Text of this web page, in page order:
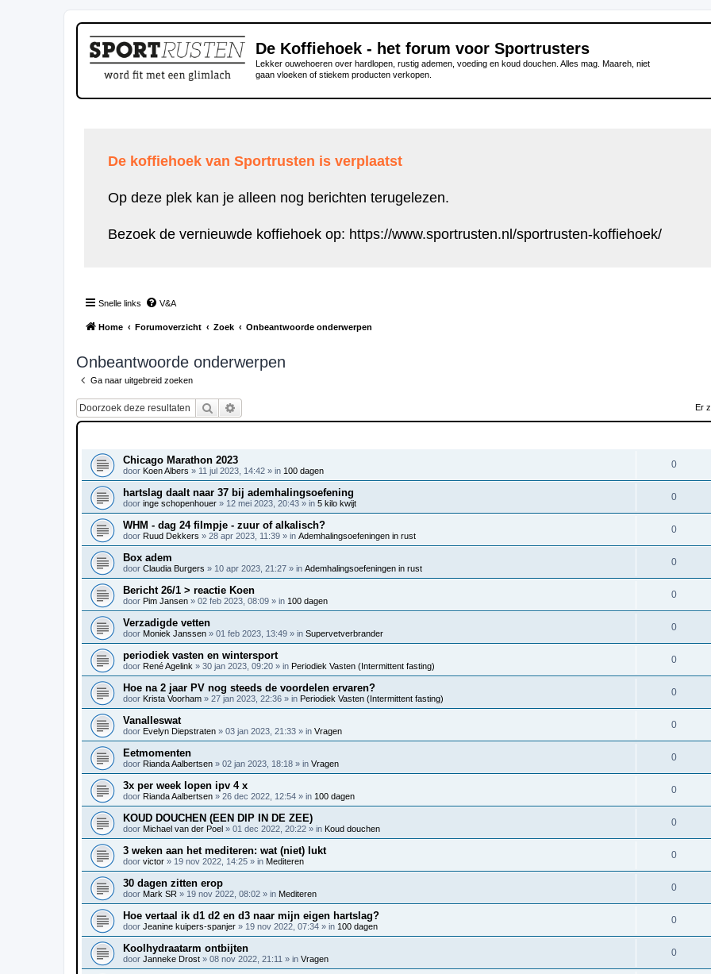
De Koffiehoek - het forum voor Sportrusters
Lekker ouwehoeren over hardlopen, rustig ademen, voeding en koud douchen. Alles mag. Maareh, niet
gaan vloeken of stiekem producten verkopen.
De koffiehoek van Sportrusten is verplaatst
Op deze plek kan je alleen nog berichten terugelezen.
Bezoek de vernieuwde koffiehoek op: https://www.sportrusten.nl/sportrusten-koffiehoek/
Snelle links V&A
Home Forumoverzicht Zoek Onbeantwoorde onderwerpen
Onbeantwoorde onderwerpen
Ga naar uitgebreid zoeken
Zoek Er
Chicago Marathon 2023
door Koen Albers » 11 jul 2023, 14:42 » in 100 dagen
0
hartslag daalt naar 37 bij ademhalingsoefening
door inge schopenhouer » 12 mei 2023, 20:43 » in 5 kilo kwijt
0
WHM - dag 24 filmpje - zuur of alkalisch?
door Ruud Dekkers » 28 apr 2023, 11:39 » in Ademhalingsoefeningen in rust
0
Box adem
door Claudia Burgers » 10 apr 2023, 21:27 » in Ademhalingsoefeningen in rust
0
Bericht 26/1 > reactie Koen
door Pim Jansen » 02 feb 2023, 08:09 » in 100 dagen
0
Verzadigde vetten
door Moniek Janssen » 01 feb 2023, 13:49 » in Supervetverbrander
0
periodiek vasten en wintersport
door René Agelink » 30 jan 2023, 09:20 » in Periodiek Vasten (Intermittent fasting)
0
Hoe na 2 jaar PV nog steeds de voordelen ervaren?
door Krista Voorham » 27 jan 2023, 22:36 » in Periodiek Vasten (Intermittent fasting)
0
Vanalleswat
door Evelyn Diepstraten » 03 jan 2023, 21:33 » in Vragen
0
Eetmomenten
door Rianda Aalbertsen » 02 jan 2023, 18:18 » in Vragen
0
3x per week lopen ipv 4 x
door Rianda Aalbertsen » 26 dec 2022, 12:54 » in 100 dagen
0
KOUD DOUCHEN (EEN DIP IN DE ZEE)
door Michael van der Poel » 01 dec 2022, 20:22 » in Koud douchen
0
3 weken aan het mediteren: wat (niet) lukt
door victor » 19 nov 2022, 14:25 » in Mediteren
0
30 dagen zitten erop
door Mark SR » 19 nov 2022, 08:02 » in Mediteren
0
Hoe vertaal ik d1 d2 en d3 naar mijn eigen hartslag?
door Jeanine kuipers-spanjer » 19 nov 2022, 07:34 » in 100 dagen
0
Koolhydraatarm ontbijten
door Janneke Drost » 08 nov 2022, 21:11 » in Vragen
0